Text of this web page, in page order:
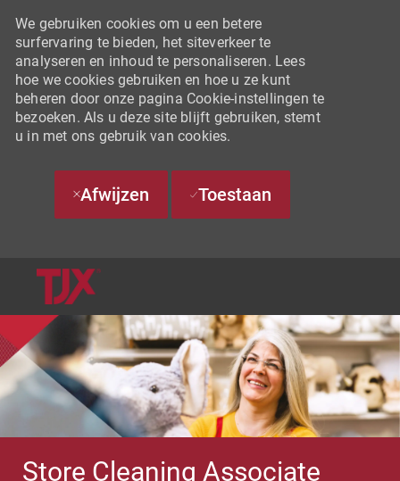
We gebruiken cookies om u een betere
surfervaring te bieden, het siteverkeer te
analyseren en inhoud te personaliseren. Lees
hoe we cookies gebruiken en hoe u ze kunt
beheren door onze pagina Cookie-instellingen te
bezoeken. Als u deze site blijft gebruiken, stemt
u in met ons gebruik van cookies.
Afwijzen Toestaan
Store Cleaning Associate